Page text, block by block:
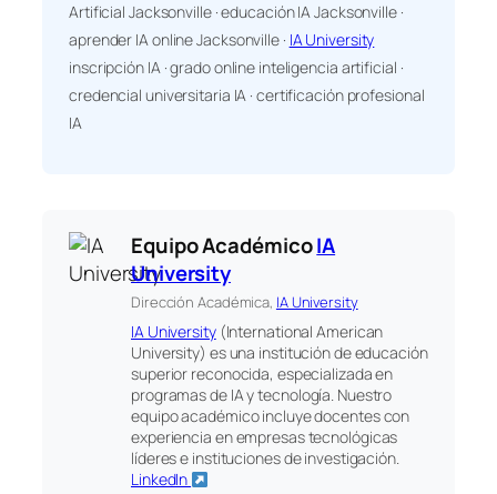
Artificial Jacksonville · educación IA Jacksonville ·
aprender IA online Jacksonville · IA University
inscripción IA · grado online inteligencia artificial ·
credencial universitaria IA · certificación profesional
IA
Equipo AcadémicoIA
University
Dirección Académica, IA University
IA University(International American
University) es una institución de educación
superior reconocida, especializada en
programas de IA y tecnología. Nuestro
equipo académico incluye docentes con
experiencia en empresas tecnológicas
líderes e instituciones de investigación.
LinkedIn